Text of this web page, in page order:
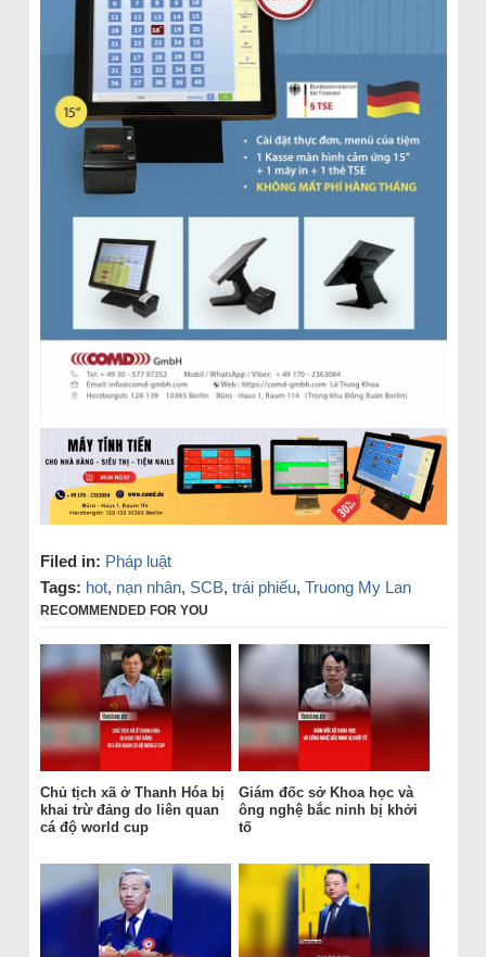
Filed in: Pháp luật
Tags: hot, nạn nhân, SCB, trái phiếu, Truong My Lan
RECOMMENDED FOR YOU
Chủ tịch xã ở Thanh Hóa bị
khai trừ đảng do liên quan
cá độ world cup
Giám đốc sở Khoa học và
ông nghệ bắc ninh bị khởi
tố